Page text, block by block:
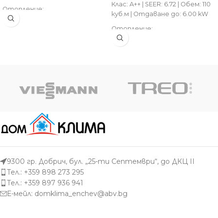
Отопление:
Клас: А++ | SCOP: 4.61 | Обем: 45
куб.м | Отдаване до: 4.00 kW
Клас: А++ | SEER: 6.72 | Обем: 110
куб.м | Отдаване до: 6.00 kW
Отопление:
Клас: А+ | SCOP: 4.10 | Обем: 100
куб.м | Отдаване до: 7.70 kW
9300 гр. Добрич, бул. „25-ти Септември“, до ДКЦ II
Тел.: +359 898 273 295
Тел.: +359 897 936 941
Е-мейл: domklima_enchev@abv.bg